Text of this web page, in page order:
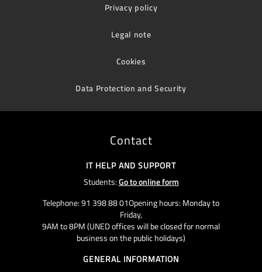
Privacy policy
Legal note
Cookies
Data Protection and Security
Contact
IT HELP AND SUPPORT
Students:Go to online form
Telephone: 91 398 88 01Opening hours: Monday to
Friday,
9AM to 8PM (UNED offices will be closed for normal
business on the public holidays)
GENERAL INFORMATION